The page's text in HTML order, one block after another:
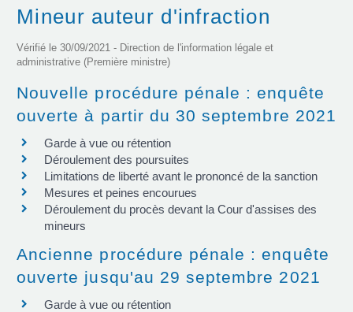
Mineur auteur d'infraction
Vérifié le 30/09/2021 - Direction de l'information légale et
administrative (Première ministre)
Nouvelle procédure pénale : enquête
ouverte à partir du 30 septembre 2021
Garde à vue ou rétention
Déroulement des poursuites
Limitations de liberté avant le prononcé de la sanction
Mesures et peines encourues
Déroulement du procès devant la Cour d'assises des
mineurs
Ancienne procédure pénale : enquête
ouverte jusqu'au 29 septembre 2021
Garde à vue ou rétention